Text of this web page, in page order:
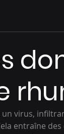
virus,
entraîne